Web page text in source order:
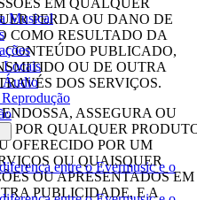
Musical
Locais
Áudio
entre o Evermusic e o
EM QUALQUER
PERDA OU DANO DE
COMO RESULTADO DA
PUBLICADO,
OU DE OUTRA
DOS SERVIÇOS.
ASSEGURA OU
POR QUALQUER
OFERECIDO POR UM
OU QUAISQUER
OU APRESENTADOS EM
PUBLICIDADE, E A